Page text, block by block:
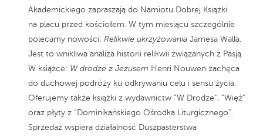
Akademickiego zapraszają do Namiotu Dobrej Książki
na placu przed kościołem. W tym miesiącu szczególnie
polecamy nowości: Relikwie ukrzyżowania Jamesa Walla.
Jest to wnikliwa analiza historii relikwii związanych z Pasją.
W książce: W drodze z Jezusem Henri Nouwen zachęca
do duchowej podróży ku odkrywaniu celu i sensu życia.
Oferujemy także książki z wydawnictw “W Drodze”, “Więź”
oraz płyty z “Dominikańskiego Ośrodka Liturgicznego”.
Sprzedaż wspiera działalność Duszpasterstwa